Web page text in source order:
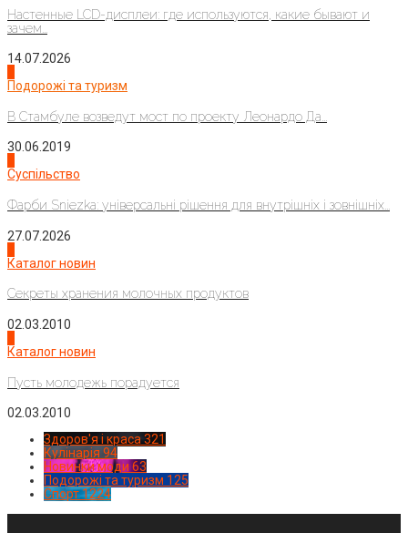
Настенные LCD-дисплеи: где используются, какие бывают и
зачем...
14.07.2026
Подорожі та туризм
В Стамбуле возведут мост по проекту Леонардо Да...
30.06.2019
Суспільство
Фарби Sniezka: універсальні рішення для внутрішніх і зовнішніх...
27.07.2026
Каталог новин
Секреты хранения молочных продуктов
02.03.2010
Каталог новин
Пусть молодежь порадуется
02.03.2010
Здоров'я і краса 321
Кулінарія 94
Новинки моди 63
Подорожі та туризм 125
Спорт1224